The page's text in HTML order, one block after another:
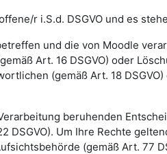
r i.S.d. DSGVO und es
und die von Moodle
Art. 16 DSGVO) oder
(gemäß Art. 18
beruhenden
Um Ihre Rechte
(gemäß Art. 77